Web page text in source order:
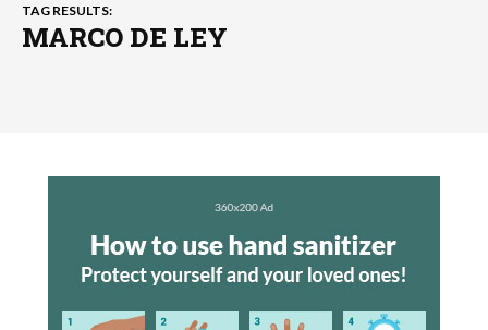
TAG RESULTS:
MARCO DE LEY